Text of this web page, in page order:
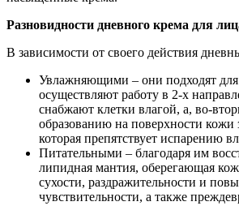
Разновидности дневного крема для
В зависимости от своего действия
Увлажняющими – они подходят
осуществляют работу в 2-х
снабжают клетки влагой, а, во-
образованию на поверхности
которая препятствует испарению
Питательными – благодаря им
липидная мантия, оберегающая
сухости, раздражительности и
чувствительности, а также